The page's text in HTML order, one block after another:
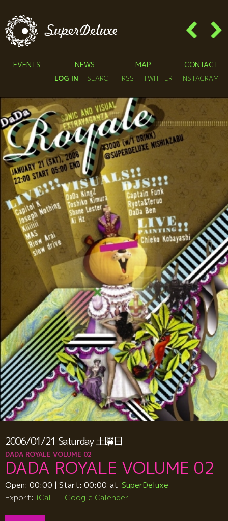
EVENTS NEWS MAP CONTACT
LOG IN SEARCH RSS TWITTER INSTAGRAM
2006/01/21 Saturday土曜日
DADA ROYALE VOLUME 02
DADA ROYALE VOLUME 02
Open: 00:00 | Start: 00:00
SuperDeluxe
Export: iCal Google Calender